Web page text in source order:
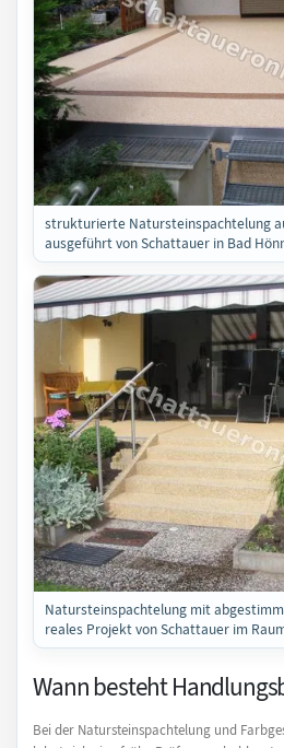
strukturierte Natursteinspachtelung
ausgeführt von Schattauer in Bad
Natursteinspachtelung mit
reales Projekt von Schattauer im
Wann besteht
Bei der Natursteinspachtelung und